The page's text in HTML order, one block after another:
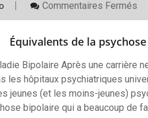
Commentaires Fermés
De
Équivalents de la
Bipolaire Après une carrière
les hôpitaux psychiatriques
jeunes (et les moins-jeunes)
bipolaire qui a beaucoup de